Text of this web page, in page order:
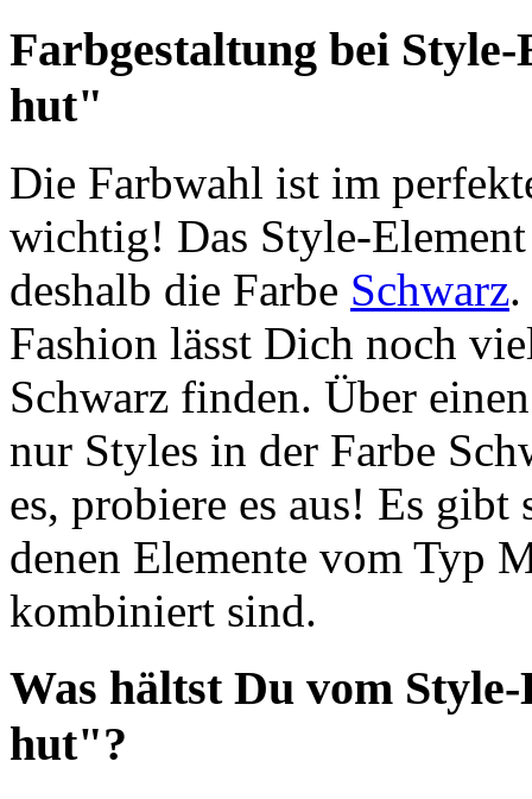
Farbgestaltung bei
hut"
Die Farbwahl ist im
wichtig! Das Style-
deshalb die Farbe Schwarz
Fashion lässt Dich noch
Schwarz finden. Über
nur Styles in der Farbe
es, probiere es aus! Es
denen Elemente vom Typ
kombiniert sind.
Was hältst Du vom
hut"?